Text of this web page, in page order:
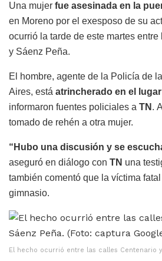
Una mujer fue asesinada en la
en Moreno por el exesposo de su
ocurrió la tarde de este martes
y Sáenz Peña.
El hombre, agente de la Policía de
Aires, está atrincherado en el lugar
informaron fuentes policiales a TN .
tomado de rehén a otra mujer.
“Hubo una discusión y se
aseguró en diálogo con TN una
también comentó que la víctima
gimnasio.
El hecho ocurrió entre las calles Centenario